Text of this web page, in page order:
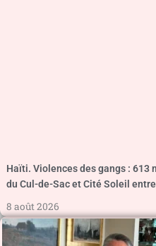
Haïti. Violences des gangs : 613
du Cul-de-Sac et Cité Soleil
8 août 2026